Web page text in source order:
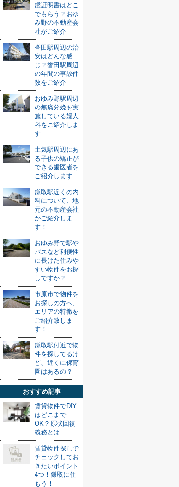
鑑証明書はどこ
でもらう？おゆ
み野の不動産会
社がご紹介
誉田駅周辺の治
安はどんな感
じ？誉田駅周辺
の年間の事故件
数をご紹介
おゆみ野駅周辺
の無痛分娩を実
施している婦人
科をご紹介しま
す
土気駅周辺にあ
る子供の矯正が
できる歯医者を
ご紹介します
鎌取駅近くの内
科について、地
元の不動産会社
がご紹介しま
す！
おゆみ野で駅や
バスなど利便性
に長けた住みや
すい物件をお探
しですか？
市原市で物件を
お探しの方へ、
エリアの特徴を
ご紹介致しま
す！
鎌取駅付近で物
件を探してるけ
ど、近くに保育
園はあるの？
おすすめ記事
賃貸物件でDIY
はどこまで
OK？原状回復
義務とは
賃貸物件探しで
チェックしてお
きたいポイント
4つ！鎌取に住
もう！